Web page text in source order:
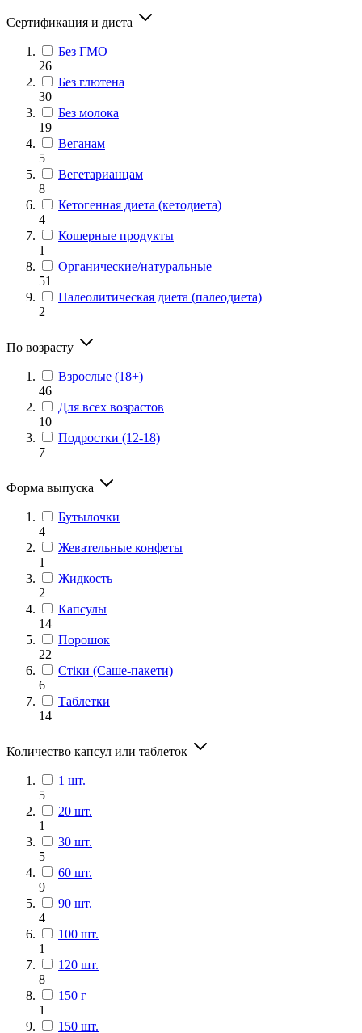
Сертификация и диета
Без ГМО
26
Без глютена
30
Без молока
19
Веганам
5
Вегетарианцам
8
Кетогенная диета (кетодиета)
4
Кошерные продукты
1
Органические/натуральные
51
Палеолитическая диета (палеодиета)
2
По возрасту
Взрослые (18+)
46
Для всех возрастов
10
Подростки (12-18)
7
Форма выпуска
Бутылочки
4
Жевательные конфеты
1
Жидкость
2
Капсулы
14
Порошок
22
Стіки (Саше-пакети)
6
Таблетки
14
Количество капсул или таблеток
1 шт.
5
20 шт.
1
30 шт.
5
60 шт.
9
90 шт.
4
100 шт.
1
120 шт.
8
150 г
1
150 шт.